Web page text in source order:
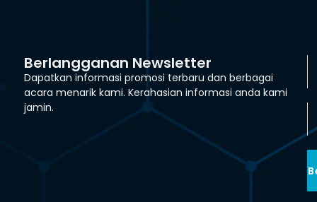
Berlangganan Newsletter
Dapatkan informasi promosi terbaru dan berbagai
acara menarik kami. Kerahasian informasi anda kami
jamin.